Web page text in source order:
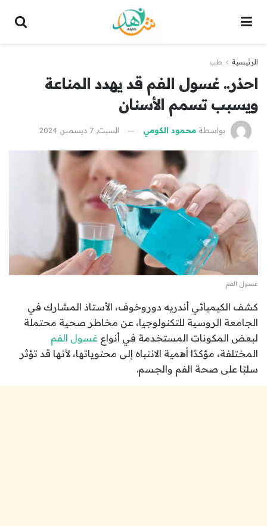
الرئيسية طب
احذر.. غسول الفم قد يهدد المناعة
ويسبب تسمم الأسنان
بواسطة محمود الكومي السبت, 7 ديسمبر, 2024
غسول الفم
كشف الكيميائي أندريه دوروخوف، الأستاذ المشارك في
الجامعة الروسية للتكنولوجيا، عن مخاطر صحية محتملة
لبعض المكونات المستخدمة في أنواع غسول الفم
المختلفة، مؤكدًا أهمية الانتباه إلى محتوياتها، لأنها قد تؤثر
سلبًا على صحة الفم والجسم.